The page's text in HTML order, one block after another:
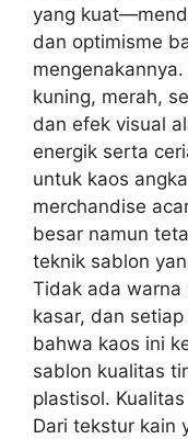
yang
dan optimisme
kuning, merah,
dan efek visual
energik serta
untuk kaos
merchandise
besar namun
teknik sablon
Tidak ada warna
kasar, dan
bahwa kaos ini
sablon kualitas
plastisol.
Dari tekstur kain